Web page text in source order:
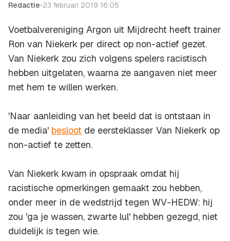
Redactie•23 februari 2019 16:05
Voetbalvereniging Argon uit Mijdrecht heeft trainer
Ron van Niekerk per direct op non-actief gezet.
Van Niekerk zou zich volgens spelers racistisch
hebben uitgelaten, waarna ze aangaven niet meer
met hem te willen werken.
'Naar aanleiding van het beeld dat is ontstaan in
de media' besloot de eersteklasser Van Niekerk op
non-actief te zetten.
Van Niekerk kwam in opspraak omdat hij
racistische opmerkingen gemaakt zou hebben,
onder meer in de wedstrijd tegen WV-HEDW: hij
zou 'ga je wassen, zwarte lul' hebben gezegd, niet
duidelijk is tegen wie.